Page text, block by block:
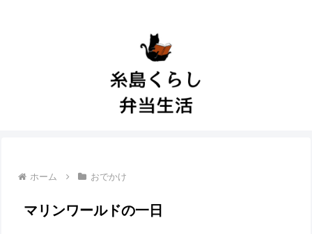
ホーム おでかけ
マリンワールドの一日